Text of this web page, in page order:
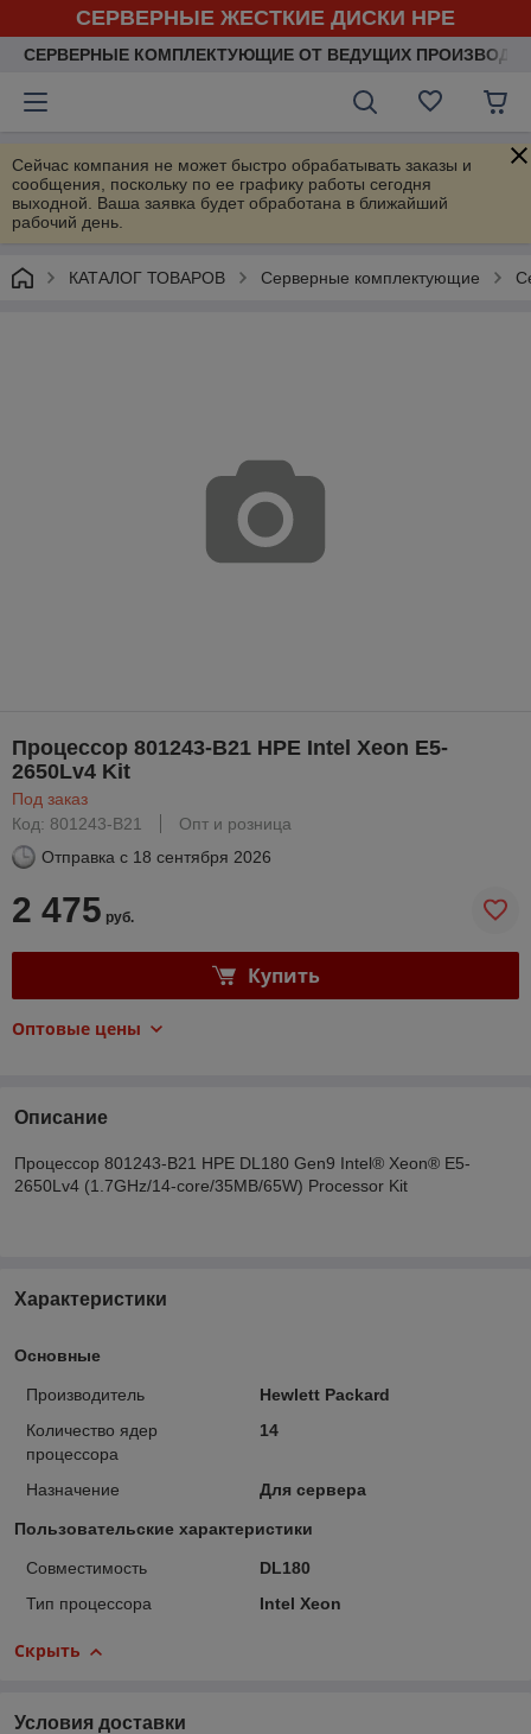
СЕРВЕРНЫЕ ЖЕСТКИЕ ДИСКИ HPE
СЕРВЕРНЫЕ КОМПЛЕКТУЮЩИЕ ОТ ВЕДУЩИХ
Сейчас компания не может быстро обрабатывать заказы и
сообщения, поскольку по ее графику работы сегодня
выходной. Ваша заявка будет обработана в ближайший
рабочий день.
КАТАЛОГ ТОВАРОВ Серверные комплектующие
Процессор 801243-B21 HPE Intel Xeon E5-
2650Lv4 Kit
Под заказ
Код: 801243-B21
Опт и розница
Отправка с 18 сентября 2026
2 475 руб.
Купить
Оптовые цены
Описание
Процессор 801243-B21 HPE DL180 Gen9 Intel® Xeon® E5-
2650Lv4 (1.7GHz/14-core/35MB/65W) Processor Kit
Характеристики
Основные
Производитель
Hewlett Packard
Количество ядер
процессора
14
Назначение Для сервера
Пользовательские характеристики
Совместимость
DL180
Тип процессора
Intel Xeon
Скрыть
Условия доставки